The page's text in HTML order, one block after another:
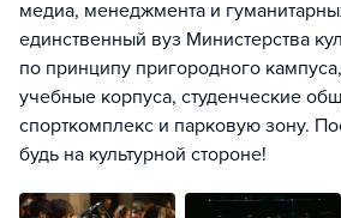
медиа, менеджмента и
единственный вуз Министерства
по принципу пригородного
учебные корпуса, студенческие
спорткомплекс и парковую зону.
будь на культурной стороне!